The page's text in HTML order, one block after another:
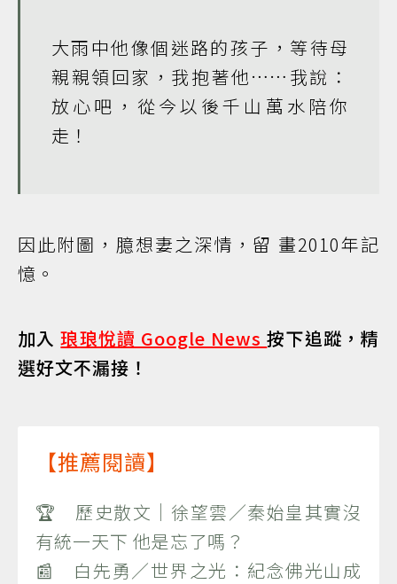
大雨中他像個迷路的孩子，等待母
親親領回家，我抱著他……我說：
放心吧，從今以後千山萬水陪你
走！
因此附圖，臆想妻之深情，留 畫2010年記
憶。
加入琅琅悅讀 Google News按下追蹤，精
選好文不漏接！
【推薦閱讀】
🏆 歷史散文｜徐望雲／秦始皇其實沒
有統一天下 他是忘了嗎？
📰 白先勇／世界之光：紀念佛光山成